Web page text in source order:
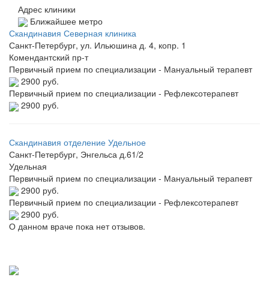
Адрес клиники
Ближайшее метро
Скандинавия Северная клиника
Санкт-Петербург, ул. Ильюшина д. 4, копр. 1
Комендантский пр-т
Первичный прием по специализации - Мануальный терапевт
2900 руб.
Первичный прием по специализации - Рефлексотерапевт
2900 руб.
Скандинавия отделение Удельное
Санкт-Петербург, Энгельса д.61/2
Удельная
Первичный прием по специализации - Мануальный терапевт
2900 руб.
Первичный прием по специализации - Рефлексотерапевт
2900 руб.
О данном враче пока нет отзывов.